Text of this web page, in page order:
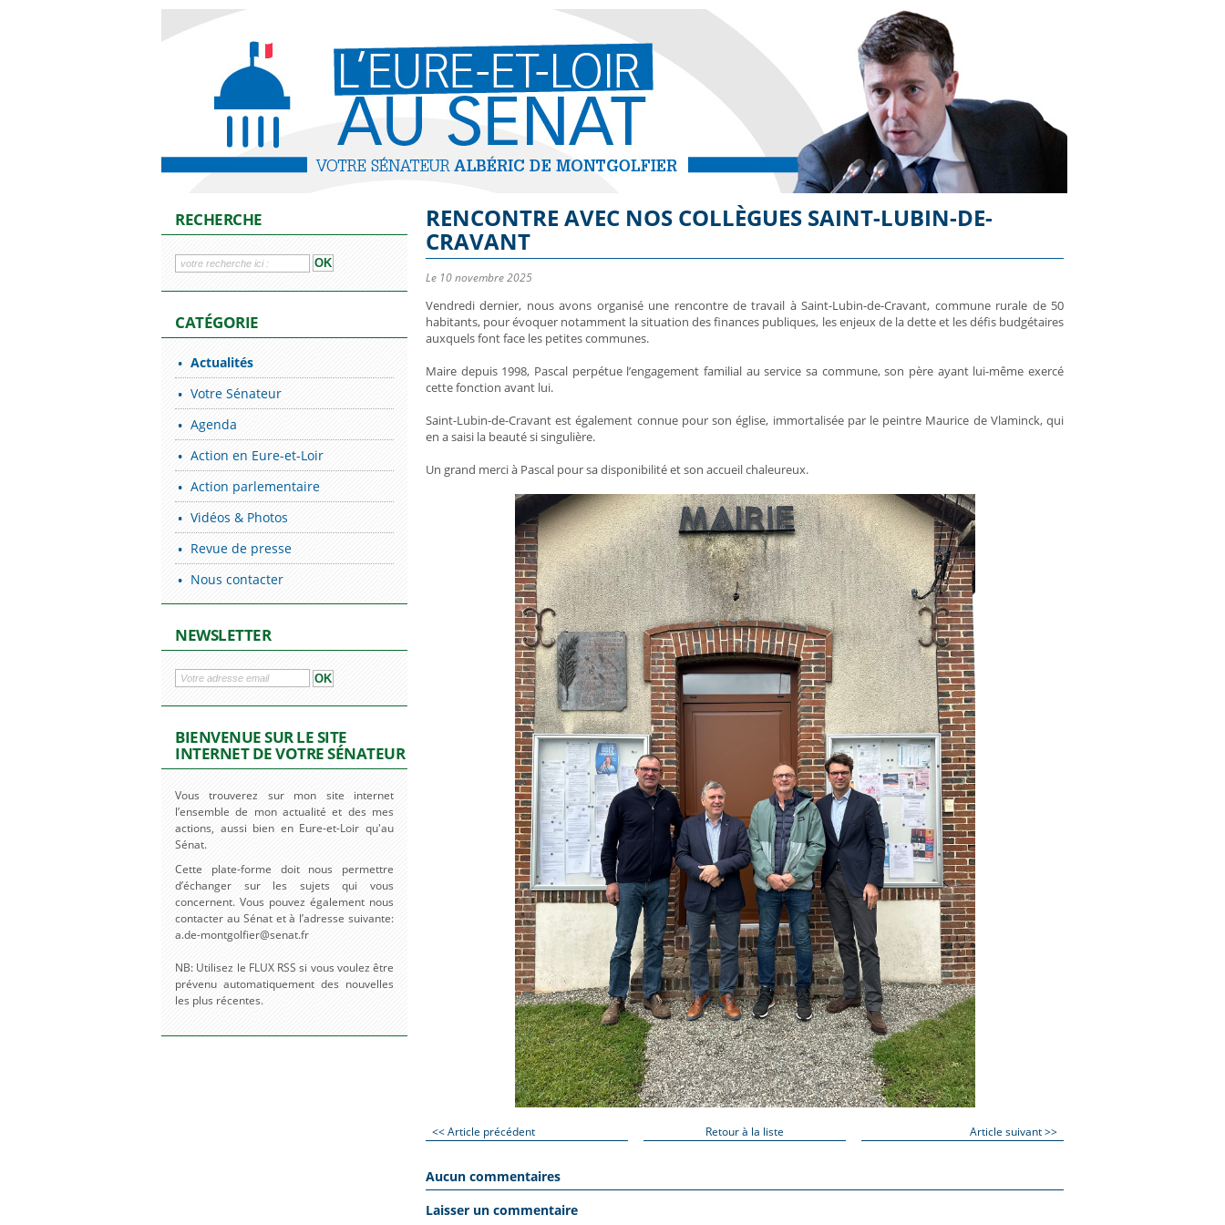
RECHERCHE
CATÉGORIE
Actualités
Votre Sénateur
Agenda
Action en Eure-et-Loir
Action parlementaire
Vidéos & Photos
Revue de presse
Nous contacter
NEWSLETTER
BIENVENUE SUR LE SITE
INTERNET DE VOTRE SÉNATEUR
Vous trouverez sur mon site internet
l’ensemble de mon actualité et des mes
actions, aussi bien en Eure-et-Loir qu'au
Sénat.
Cette plate-forme doit nous permettre
d’échanger sur les sujets qui vous
concernent. Vous pouvez également nous
contacter au Sénat et à l’adresse suivante:
a.de-montgolfier@senat.fr
NB: Utilisez le FLUX RSS si vous voulez être
prévenu automatiquement des nouvelles
les plus récentes.
RENCONTRE AVEC NOS COLLÈGUES SAINT-LUBIN-DE-
CRAVANT
Le 10 novembre 2025
Vendredi dernier, nous avons organisé une rencontre de travail à Saint-Lubin-de-Cravant, commune rurale de 50
habitants, pour évoquer notamment la situation des finances publiques, les enjeux de la dette et les défis budgétaires
auxquels font face les petites communes.
Maire depuis 1998, Pascal perpétue l’engagement familial au service sa commune, son père ayant lui-même exercé
cette fonction avant lui.
Saint-Lubin-de-Cravant est également connue pour son église, immortalisée par le peintre Maurice de Vlaminck, qui
en a saisi la beauté si singulière.
Un grand merci à Pascal pour sa disponibilité et son accueil chaleureux.
<< Article précédent Retour à la liste Article suivant >>
Aucun commentaires
Laisser un commentaire